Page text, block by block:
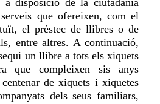
que ofereixen, com el
el préstec de llibres o de
entre altres. A continuació,
un llibre a tots els xiquets
que compleixen sis anys
de xiquets i xiquetes
dels seus familiars,